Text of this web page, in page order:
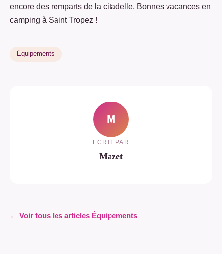
encore des remparts de la citadelle. Bonnes vacances en
camping à Saint Tropez !
Équipements
M
ECRIT PAR
Mazet
← Voir tous les articles Équipements